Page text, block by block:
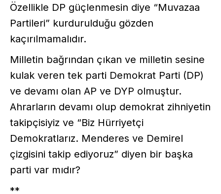
Özellikle DP güçlenmesin diye “Muvazaa
Partileri” kurdurulduğu gözden
kaçırılmamalıdır.
Milletin bağrından çıkan ve milletin sesine
kulak veren tek parti Demokrat Parti (DP)
ve devamı olan AP ve DYP olmuştur.
Ahrarların devamı olup demokrat zihniyetin
takipçisiyiz ve “Biz Hürriyetçi
Demokratlarız. Menderes ve Demirel
çizgisini takip ediyoruz” diyen bir başka
parti var mıdır?
**